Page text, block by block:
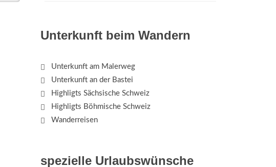
Unterkunft beim Wandern
Unterkunft am Malerweg
Unterkunft an der Bastei
Highligts Sächsische Schweiz
Highligts Böhmische Schweiz
Wanderreisen
spezielle Urlaubswünsche